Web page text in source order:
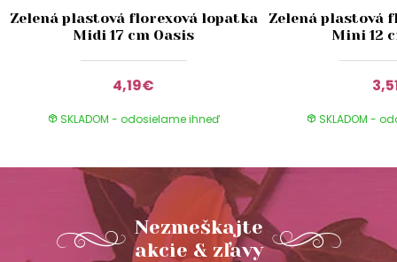
Zelená plastová florexová lopatka
Midi 17 cm Oasis
4,19€
SKLADOM - odosielame ihneď
Zelená plastová
Mini 12
SKLADOM -
Nezmeškajte
akcie & zľavy